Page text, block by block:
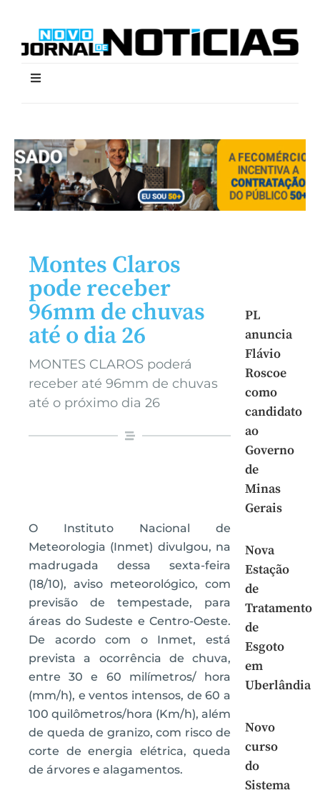
Montes Claros
pode receber
96mm de chuvas
até o dia 26
MONTES CLAROS poderá
receber até 96mm de chuvas
até o próximo dia 26
O Instituto Nacional de
Meteorologia (Inmet) divulgou, na
madrugada dessa sexta-feira
(18/10), aviso meteorológico, com
previsão de tempestade, para
áreas do Sudeste e Centro-Oeste.
De acordo com o Inmet, está
prevista a ocorrência de chuva,
entre 30 e 60 milímetros/ hora
(mm/h), e ventos intensos, de 60 a
100 quilômetros/hora (Km/h), além
de queda de granizo, com risco de
corte de energia elétrica, queda
de árvores e alagamentos.
PL
anuncia
Flávio
Roscoe
como
candidato
ao
Governo
de
Minas
Gerais
Nova
Estação
de
Tratamento
de
Esgoto
em
Uberlândia
Novo
curso
do
Sistema